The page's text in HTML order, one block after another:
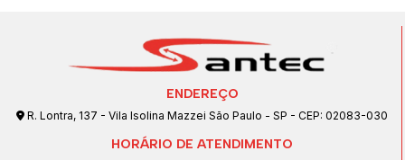
ENDEREÇO
R. Lontra, 137 - Vila Isolina Mazzei São Paulo - SP - CEP: 02083-030
HORÁRIO DE ATENDIMENTO